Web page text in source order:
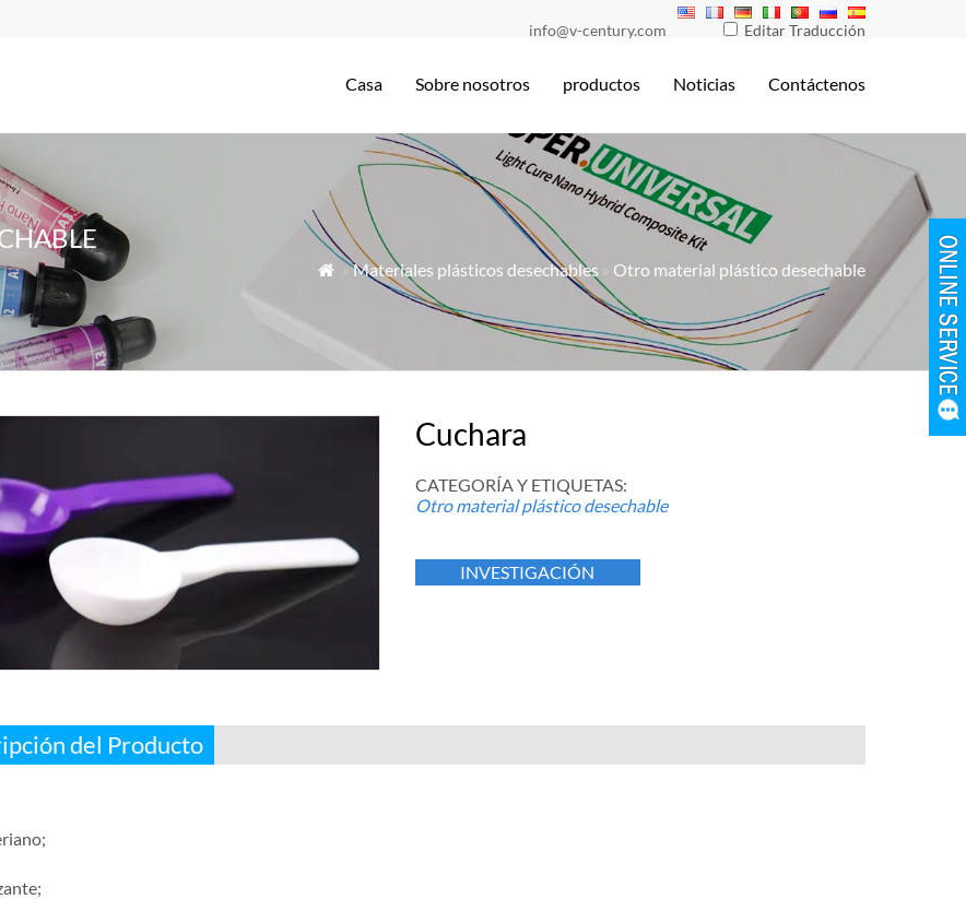
info@v-century.com Editar Traducción
Casa Sobre nosotros productos Noticias Contáctenos
 »Materiales plásticos desechables Otro material plástico desechable
Cuchara
CATEGORÍA Y ETIQUETAS:
Otro material plástico desechable
INVESTIGACIÓN
del Producto